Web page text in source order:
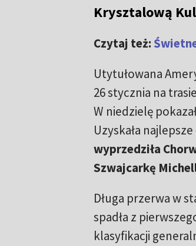
Krysztalową
Czytaj też:
Utytułowana
26 stycznia na
W niedzielę
Uzyskała
wyprzedziła
Szwajcarkę
Długa przerwa w
spadła z
klasyfikacji